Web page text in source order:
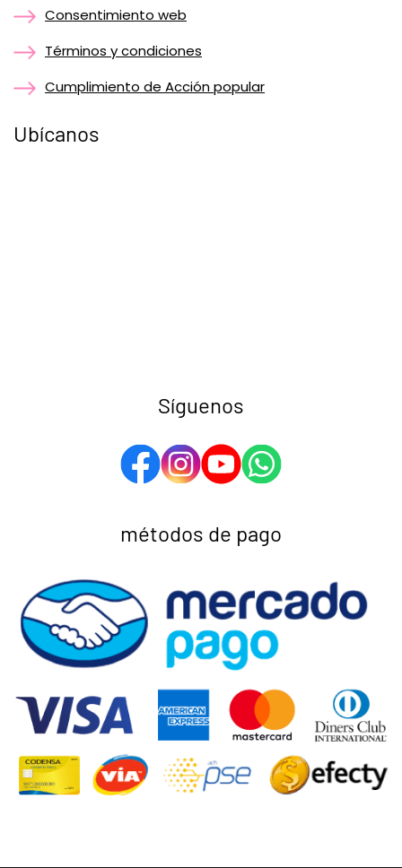
Consentimiento web
Términos y condiciones
Cumplimiento de Acción popular
Ubícanos
Síguenos
métodos de pago